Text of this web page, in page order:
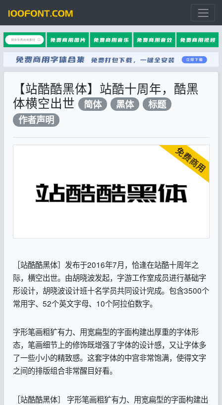
【站酷酷黑体】站酷十周年，酷黑
体横空出世
简体 黑体
标题
作者声明
［站酷酷黑体］发布于2016年7月，恰逢在站酷十周年之
际，横空出世。由胡晓波发起，字游工作室成员进行基础字
形设计，胡晓波设计班十名学员共同设计完成。包含3500个
常用字、52个英文字母、10个阿拉伯数字。
字形笔画粗犷有力、用宽扁型的字面构建出厚重的字体形
态，笔画细节上的修饰既增强了字体的设计感，又让字体多
了一些小小的精致感。这套字体的中宫非常饱满，使得文字
之间的排版组合非常醒目好看。
［站酷酷黑体］ 字形笔画粗犷有力、用宽扁型的字面构建出